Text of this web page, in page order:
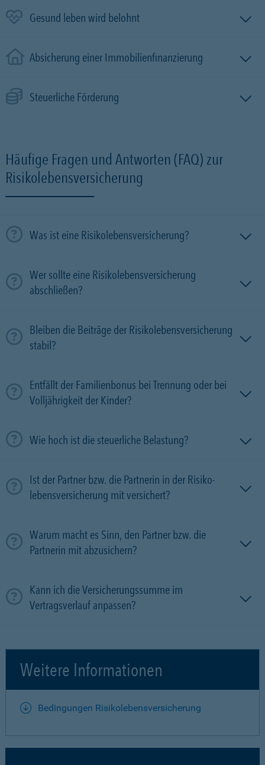
Gesund leben wird belohnt
Absicherung einer Immobilien­finanzierung
Steuerliche Förderung
Häufige Fragen und Antworten (FAQ) zur
Risikolebensversicherung
Was ist eine Risikolebensversicherung?
Wer sollte eine Risikolebensversicherung
abschließen?
Bleiben die Beiträge der Risikolebensversicherung
stabil?
Entfällt der Familienbonus bei Trennung oder bei
Volljährigkeit der Kinder?
Wie hoch ist die steuerliche Belastung?
Ist der Partner bzw. die Partnerin in der Risiko­
lebens­versicherung mit versichert?
Warum macht es Sinn, den Partner bzw. die
Partnerin mit ab­zu­sichern?
Kann ich die Versicherungssumme im
Vertragsverlauf anpassen?
Weitere Informationen
Bedingungen Risikolebensversicherung